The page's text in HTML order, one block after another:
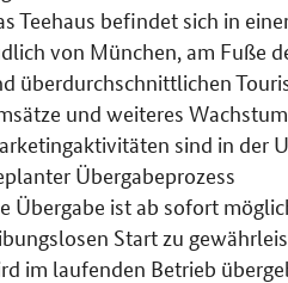
Teehaus befindet sich in
von München, am Fuße
überdurchschnittlichen
und weiteres Wachstum.
sind in der
Übergabeprozess
Übergabe ist ab sofort
Start zu
im laufenden Betrieb